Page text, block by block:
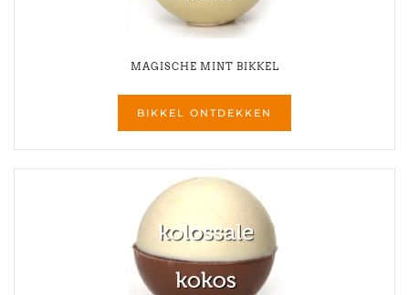
MAGISCHE MINT BIKKEL
BIKKEL ONTDEKKEN